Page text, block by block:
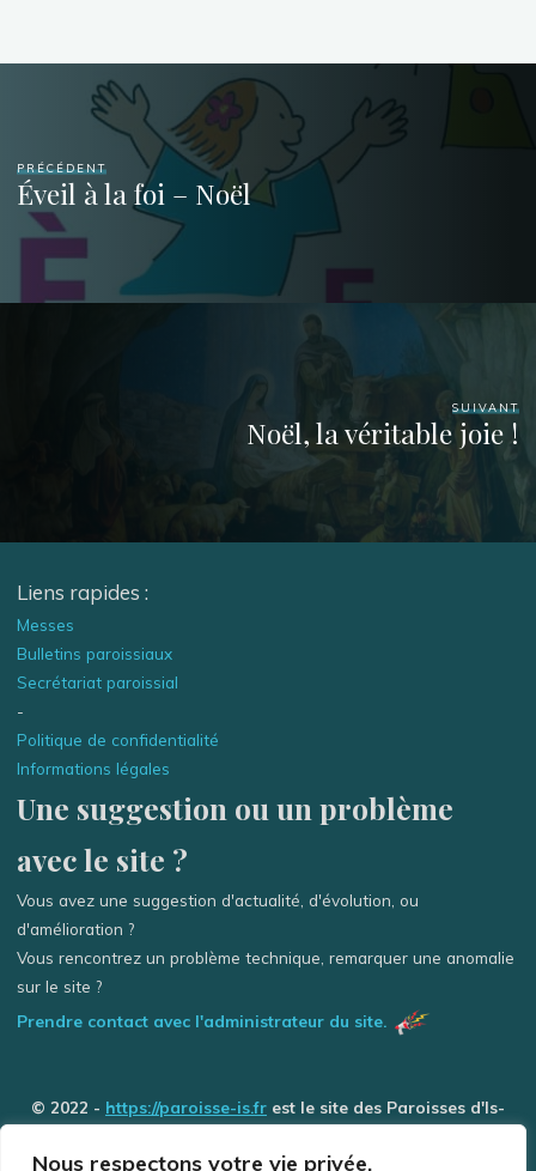
Nous respectons votre vie privée.
PRÉCÉDENT
Éveil à la foi – Noël
SUIVANT
Noël, la véritable joie !
Liens rapides :
Messes
Bulletins paroissiaux
Secrétariat paroissial
-
Politique de confidentialité
Informations légales
Une suggestion ou un problème
avec le site ?
Vous avez une suggestion d'actualité, d'évolution, ou
d'amélioration ?
Vous rencontrez un problème technique, remarquer une anomalie
sur le site ?
Prendre contact avec l'administrateur du site.
© 2022 - https://paroisse-is.fr est le site des Paroisses d'Is-
Rivière) - Tous droits réservés